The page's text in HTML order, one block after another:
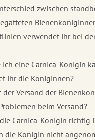
zwischen
verwendet ihr bei
eine Carnica-Königin
ihr die Königinnen?
Versand der
beim Versand?
Carnica-Königin richtig
die Königin nicht